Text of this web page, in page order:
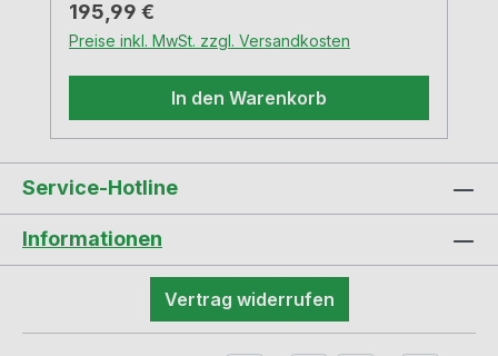
individuelle Konfigurationen erhalten Sie
auf Anfrage.VIDEO
Regulärer Preis:
195,99 €
Preise inkl. MwSt. zzgl. Versandkosten
In den Warenkorb
Service-Hotline
Informationen
Vertrag widerrufen